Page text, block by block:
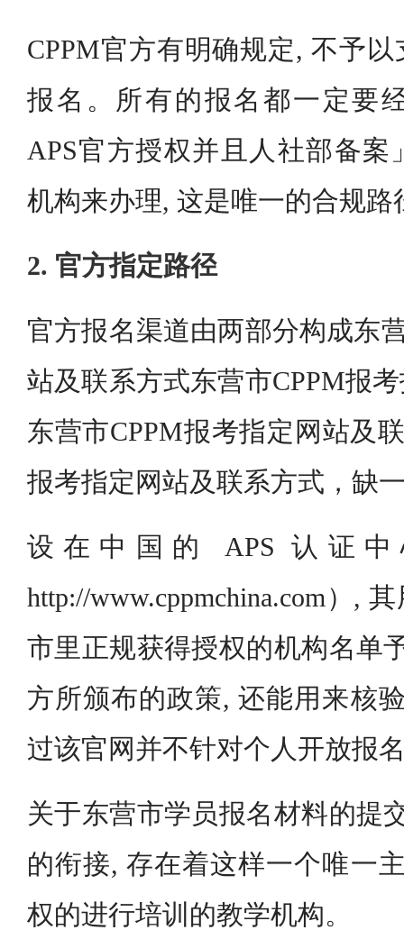
CPPM官方有明确规定, 不予
报名。所有的报名都一定要
APS官方授权并且人社部备案
机构来办理, 这是唯一的合规路
2. 官方指定路径
官方报名渠道由两部分构成东
站及联系方式东营市CPPM报
东营市CPPM报考指定网站及
报考指定网站及联系方式，缺
设在中国的 APS 认证
http://www.cppmchina.com）,
市里正规获得授权的机构名单
方所颁布的政策, 还能用来核
过该官网并不针对个人开放报
关于东营市学员报名材料的提
的衔接, 存在着这样一个唯一
权的进行培训的教学机构。